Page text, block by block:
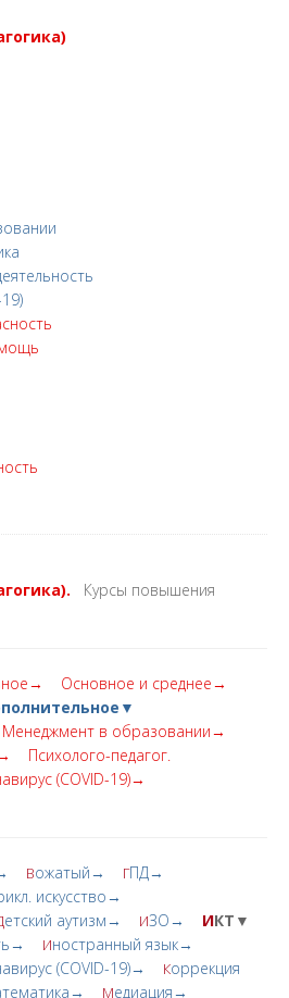
Курсы повышения
Основное и среднее→
Менеджмент в образовании→
Психолого-педагог.
(COVID-19)→
Вожатый→ ГПД→
искусство→
етский аутизм→ ИЗО→ ИКТ▼
Иностранный язык→
(COVID-19)→ Коррекция
Медиация→